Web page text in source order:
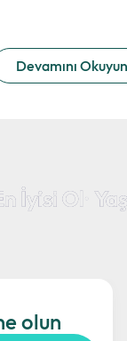
Devamını Okuyun
olun